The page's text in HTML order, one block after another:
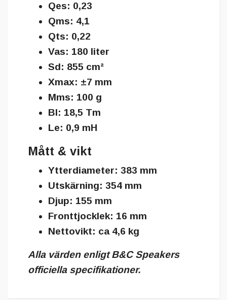
Qes: 0,23
Qms: 4,1
Qts: 0,22
Vas: 180 liter
Sd: 855 cm²
Xmax: ±7 mm
Mms: 100 g
Bl: 18,5 Tm
Le: 0,9 mH
Mått & vikt
Ytterdiameter: 383 mm
Utskärning: 354 mm
Djup: 155 mm
Fronttjocklek: 16 mm
Nettovikt: ca 4,6 kg
Alla värden enligt B&C Speakers
officiella specifikationer.